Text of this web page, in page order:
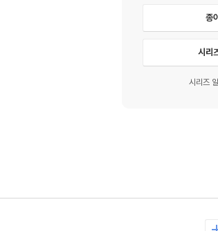
종
시리
시리즈